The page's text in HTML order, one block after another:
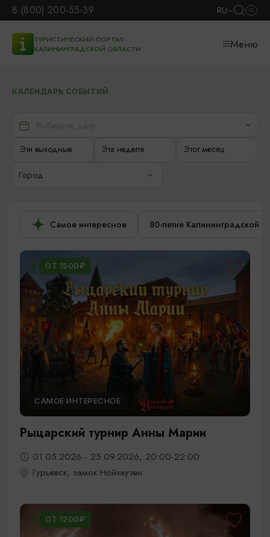
8 (800) 200-55-39 RU
ТУРИСТИЧЕСКИЙ ПОРТАЛ
КАЛИНИНГРАДСКОЙ ОБЛАСТИ
Меню
КАЛЕНДАРЬ СОБЫТИЙ
Эти выходные Эта неделя Этот месяц
Город
Самое интересное 80-летие Калининградской
ОТ 1500₽
САМОЕ ИНТЕРЕСНОЕ
Рыцарский турнир Анны Марии
01.05.2026 - 25.09.2026, 20:00-22:00
Гурьевск, замок Нойхаузен
ОТ 1200₽